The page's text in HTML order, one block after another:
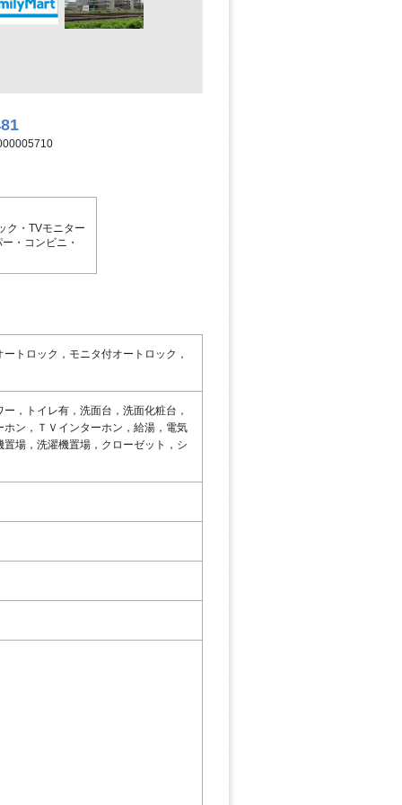
ク・TVモニター
・コンビニ・
トロック，モニタ付オートロック，
，トイレ有，洗面台，洗面化粧台，
ン，ＴＶインターホン，給湯，電気
場，洗濯機置場，クローゼット，シ